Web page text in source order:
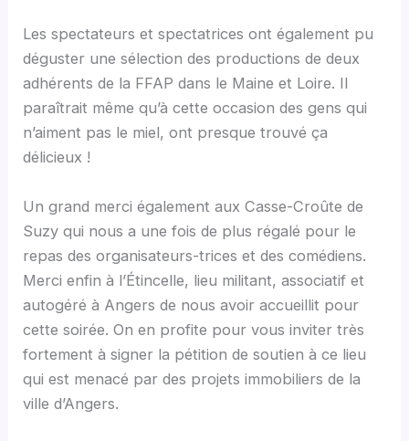
Les spectateurs et spectatrices ont également pu
déguster une sélection des productions de deux
adhérents de la FFAP dans le Maine et Loire. Il
paraîtrait même qu’à cette occasion des gens qui
n’aiment pas le miel, ont presque trouvé ça
délicieux !
Un grand merci également aux Casse-Croûte de
Suzy qui nous a une fois de plus régalé pour le
repas des organisateurs-trices et des comédiens.
Merci enfin à l’Étincelle, lieu militant, associatif et
autogéré à Angers de nous avoir accueillit pour
cette soirée. On en profite pour vous inviter très
fortement à signer la pétition de soutien à ce lieu
qui est menacé par des projets immobiliers de la
ville d’Angers.